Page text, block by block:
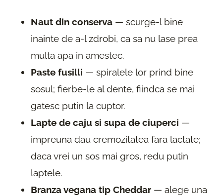
Naut din conserva — scurge-l bine
inainte de a-l zdrobi, ca sa nu lase prea
multa apa in amestec.
Paste fusilli — spiralele lor prind bine
sosul; fierbe-le al dente, fiindca se mai
gatesc putin la cuptor.
Lapte de caju si supa de ciuperci —
impreuna dau cremozitatea fara lactate;
daca vrei un sos mai gros, redu putin
laptele.
Branza vegana tip Cheddar — alege una